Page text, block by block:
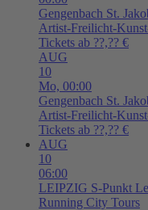
Gengenbach St.
Artist-Freilicht-
Tickets ab ??,?? €
AUG
10
Mo, 00:00
Gengenbach St.
Artist-Freilicht-
Tickets ab ??,?? €
AUG
10
06:00
LEIPZIG S-Punkt
Running City Tours